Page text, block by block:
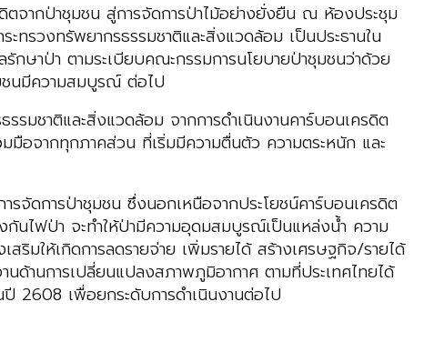
ตจากป่าชุมชน สู่การจัดการป่าไม้อย่างยั่งยืน ณ ห้องประชุม
วงทรัพยากรธรรมชาติและสิ่งแวดล้อม เป็นประธานใน
กษาป่า ตามระเบียบคณะกรรมการนโยบายป่าชุมชนว่าด้วย
ชนมีความสมบูรณ์ ต่อไป
มชาติและสิ่งแวดล้อม จากการดำเนินงานคาร์บอนเครดิต
มือจากทุกภาคส่วน ที่เริ่มมีความตื่นตัว ความตระหนัก และ
ดการป่าชุมชน ซึ่งนอกเหนือจากประโยชน์คาร์บอนเครดิต
ไฟป่า จะทำให้ป่ามีความอุดมสมบูรณ์เป็นแหล่งน้ำ ความ
ริมให้เกิดการลดรายจ่าย เพิ่มรายได้ สร้างเศรษฐกิจ/รายได้
ด้านการเปลี่ยนแปลงสภาพภูมิอากาศ ตามที่ประเทศไทยได้
2608 เพื่อยกระดับการดำเนินงานต่อไป